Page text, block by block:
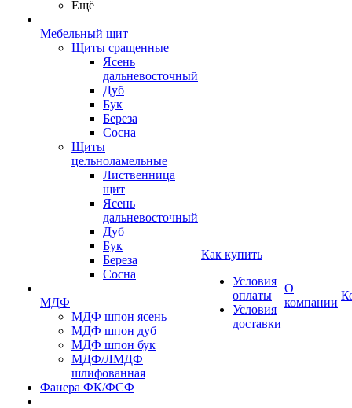
Ещё
Мебельный щит
Щиты сращенные
Ясень
дальневосточный
Дуб
Бук
Береза
Сосна
Щиты
цельноламельные
Лиственница
щит
Ясень
дальневосточный
Дуб
Бук
Береза
Сосна
МДФ
МДФ шпон ясень
МДФ шпон дуб
МДФ шпон бук
МДФ/ЛМДФ
шлифованная
Фанера ФК/ФСФ
Как купить
Условия
оплаты
Условия
доставки
О
компании